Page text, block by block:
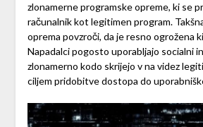
zlonamerne programske opreme, ki se
računalnik kot legitimen program.
oprema povzroči, da je resno ogrožena
Napadalci pogosto uporabljajo socialni
zlonamerno kodo skrijejo v na videz
ciljem pridobitve dostopa do